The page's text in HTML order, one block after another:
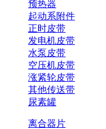
预热器
起动系附件
正时皮带
发电机皮带
水泵皮带
空压机皮带
涨紧轮皮带
其他传送带
尿素罐
离合器片